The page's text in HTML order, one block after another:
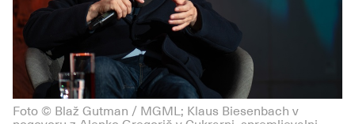
Foto © Blaž Gutman / MGML; Klaus Biesenbach v